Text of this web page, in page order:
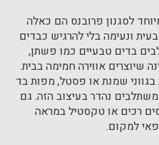
לסגנון פרובנס הם כאלה
ונעימה בלי להרגיש כבדים
בדים טבעיים כמו פשתן,
שיוצרים אווירה חמימה בבית.
בגווני שמנת או פסטל, מפות בד
נהדר בעיצוב הזה. גם
רכים או טקסטיל במראה
למקום.